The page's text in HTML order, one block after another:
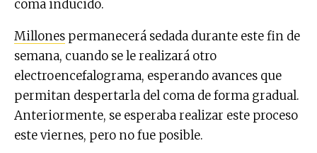
coma inducido.
Millones permanecerá sedada durante este fin de
semana, cuando se le realizará otro
electroencefalograma, esperando avances que
permitan despertarla del coma de forma gradual.
Anteriormente, se esperaba realizar este proceso
este viernes, pero no fue posible.